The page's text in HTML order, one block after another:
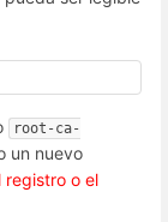
root-ca-
un nuevo
registro o el